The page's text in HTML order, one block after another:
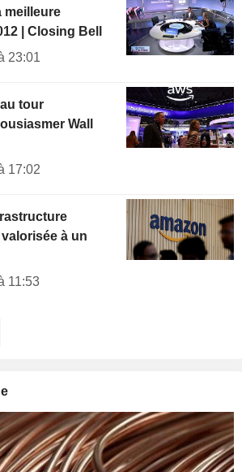
meilleure
| Closing Bell
23:01
tour
Wall
17:02
à un
11:53